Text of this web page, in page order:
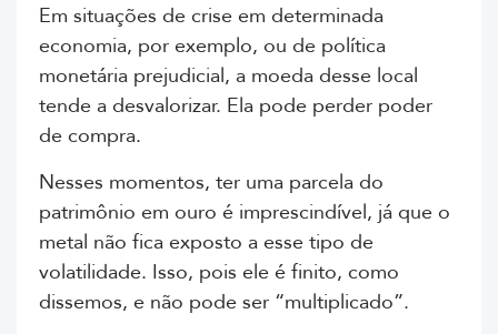
Em situações de crise em determinada
economia, por exemplo, ou de política
monetária prejudicial, a moeda desse local
tende a desvalorizar. Ela pode perder poder
de compra.
Nesses momentos, ter uma parcela do
patrimônio em ouro é imprescindível, já que o
metal não fica exposto a esse tipo de
volatilidade. Isso, pois ele é finito, como
dissemos, e não pode ser “multiplicado”.